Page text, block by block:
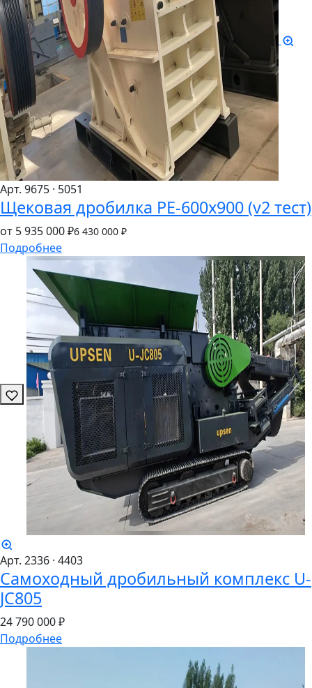
Арт. 9675 · 5051
Щековая дробилка PE-600x900 (v2 тест)
от 5935000 ₽6 430 000 ₽
Подробнее
Арт. 2336 · 4403
Самоходный дробильный комплекс U-
JC805
24790000 ₽
Подробнее